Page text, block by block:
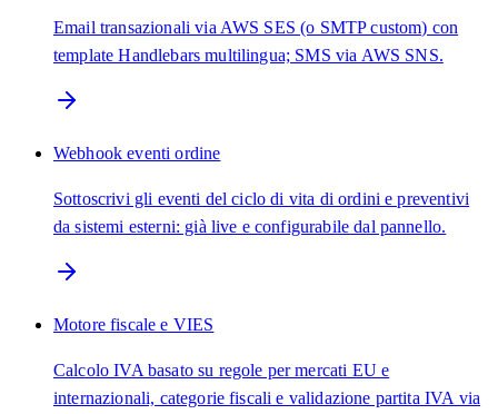
Email transazionali via AWS SES (o SMTP custom) con
template Handlebars multilingua; SMS via AWS SNS.
Webhook eventi ordine
Sottoscrivi gli eventi del ciclo di vita di ordini e preventivi
da sistemi esterni: già live e configurabile dal pannello.
Motore fiscale e VIES
Calcolo IVA basato su regole per mercati EU e
internazionali, categorie fiscali e validazione partita IVA via